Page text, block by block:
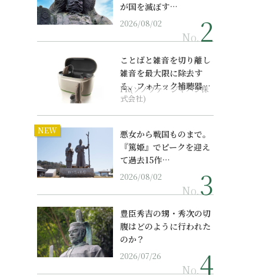
が国を滅ぼす…
2026/08/02
No.
ことばと雑音を切り離し
雑音を最大限に除去す
る、フォナック補聴器の
最上位モデル
PR(ソノヴァ・ジャパン株
式会社)
NEW
悪女から戦国ものまで。
『篤姫』でピークを迎え
て過去15作…
2026/08/02
No.
豊臣秀吉の甥・秀次の切
腹はどのように行われた
のか？
2026/07/26
No.